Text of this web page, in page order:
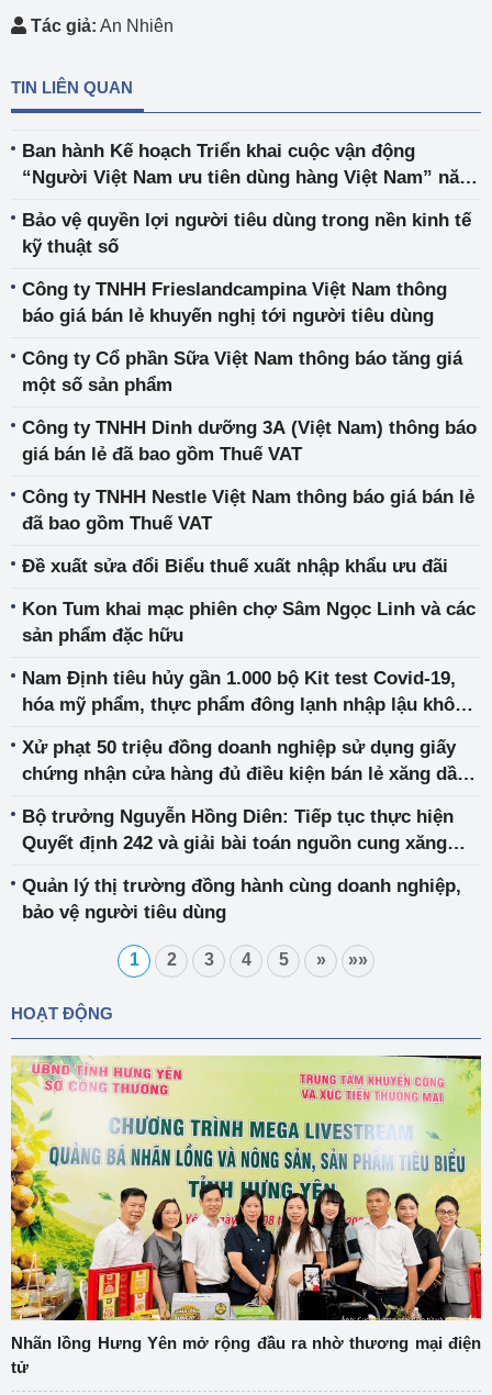
Tác giả: An Nhiên
TIN LIÊN QUAN
Ban hành Kế hoạch Triển khai cuộc vận động
“Người Việt Nam ưu tiên dùng hàng Việt Nam” năm
Bảo vệ quyền lợi người tiêu dùng trong nền kinh tế
kỹ thuật số
Công ty TNHH Frieslandcampina Việt Nam thông
báo giá bán lẻ khuyến nghị tới người tiêu dùng
Công ty Cổ phần Sữa Việt Nam thông báo tăng giá
một số sản phẩm
Công ty TNHH Dinh dưỡng 3A (Việt Nam) thông báo
giá bán lẻ đã bao gồm Thuế VAT
Công ty TNHH Nestle Việt Nam thông báo giá bán lẻ
đã bao gồm Thuế VAT
Đề xuất sửa đổi Biểu thuế xuất nhập khẩu ưu đãi
Kon Tum khai mạc phiên chợ Sâm Ngọc Linh và các
sản phẩm đặc hữu
Nam Định tiêu hủy gần 1.000 bộ Kit test Covid-19,
hóa mỹ phẩm, thực phẩm đông lạnh nhập lậu không
Xử phạt 50 triệu đồng doanh nghiệp sử dụng giấy
chứng nhận cửa hàng đủ điều kiện bán lẻ xăng dầu
Bộ trưởng Nguyễn Hồng Diên: Tiếp tục thực hiện
Quyết định 242 và giải bài toán nguồn cung xăng
Quản lý thị trường đồng hành cùng doanh nghiệp,
bảo vệ người tiêu dùng
1 2 3 4 5 » »»
HOẠT ĐỘNG
Nhãn lồng Hưng Yên mở rộng đầu ra nhờ thương mại điện
tử